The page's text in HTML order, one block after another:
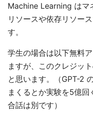
Machine Learning はマ
リソースや依存リソー
す。
学生の場合は以下無料
ますが、このクレジッ
と思います。（GPT-2
まくるとか実験を5億
合話は別です）